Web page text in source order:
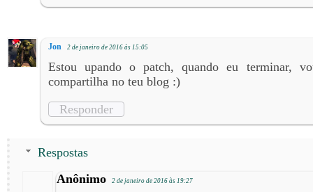
Jon 2 de janeiro de 2016 às 15:05
Estou upando o patch, quando eu terminar,
compartilha no teu blog :)
Responder
Respostas
Anônimo
2 de janeiro de 2016 às 19:27